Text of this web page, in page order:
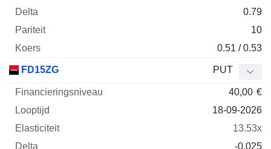
0.79
10
0.51 / 0.53
FD15ZG PUT
40,00 €
18-09-2026
13.53x
-0.025